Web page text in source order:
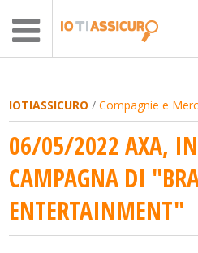
IOTIASSICURO /Compagnie e
06/05/2022 AXA, IN
CAMPAGNA DI
ENTERTAINMENT"